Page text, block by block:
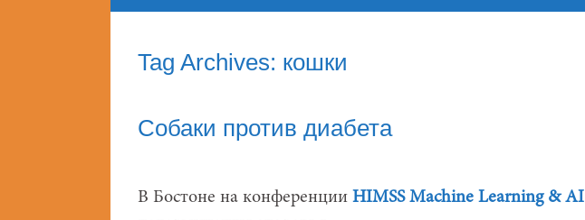
Tag Archives: кошки
Собаки против диабета
В Бостоне на конференции HIMSS Machine Learning & AI